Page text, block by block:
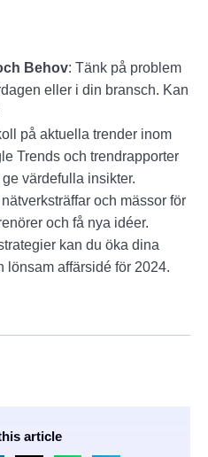
Behov: Tänk på problem
eller i din bransch. Kan
på aktuella trender inom
Trends och trendrapporter
värdefulla insikter.
och mässor för
och få nya idéer.
kan du öka dina
lönsam affärsidé för 2024.
article